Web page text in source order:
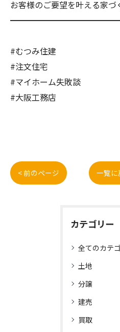
お客様のご要望を叶える家づ
#むつみ住建
#注文住宅
#マイホーム失敗談
#大阪工務店
< 前のページ 一覧に
カテゴリー
全てのカテ
土地
分譲
建売
買取